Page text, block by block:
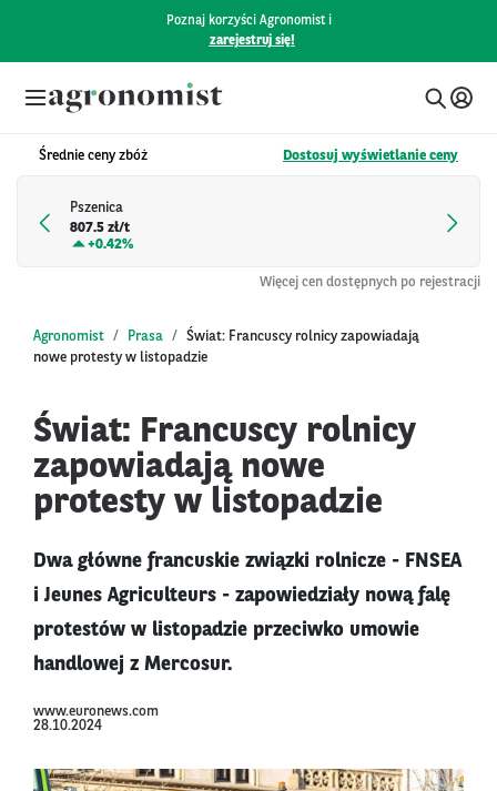
Poznaj korzyści Agronomist i
zarejestruj się!
Średnie ceny zbóż Dostosuj wyświetlanie ceny
Pszenica
807.5 zł/t
+0.42%
Więcej cen dostępnych po rejestracji
Agronomist Prasa
Świat: Francuscy rolnicy zapowiadają
nowe protesty w listopadzie
Świat: Francuscy rolnicy
zapowiadają nowe
protesty w listopadzie
Dwa główne francuskie związki rolnicze - FNSEA
i Jeunes Agriculteurs - zapowiedziały nową falę
protestów w listopadzie przeciwko umowie
handlowej z Mercosur.
www.euronews.com
28.10.2024